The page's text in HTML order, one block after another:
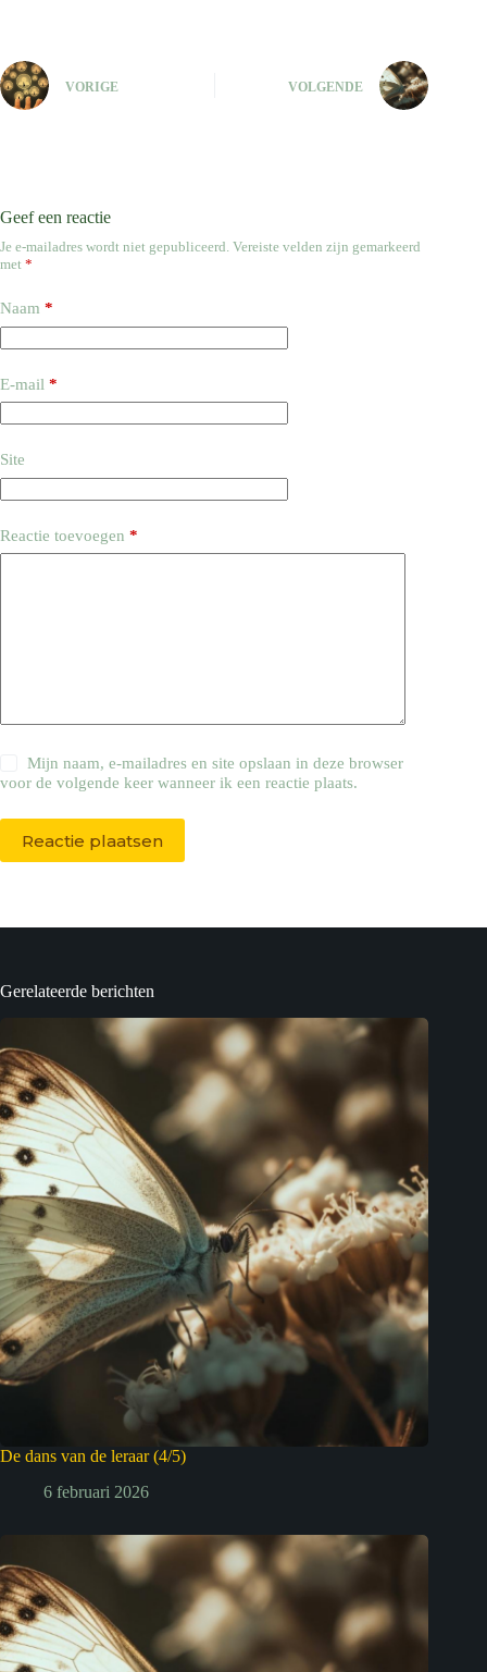
VORIGE VOLGENDE
Geef een reactie
Je e-mailadres wordt niet gepubliceerd. Vereiste velden zijn gemarkeerd
met *
Naam *
E-mail *
Site
Reactie toevoegen *
Mijn naam, e-mailadres en site opslaan in deze browser
voor de volgende keer wanneer ik een reactie plaats.
Reactie plaatsen
Gerelateerde berichten
De dans van de leraar (4/5)
6 februari 2026